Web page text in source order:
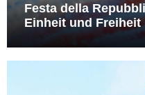
Festa della
Einheit und Freiheit